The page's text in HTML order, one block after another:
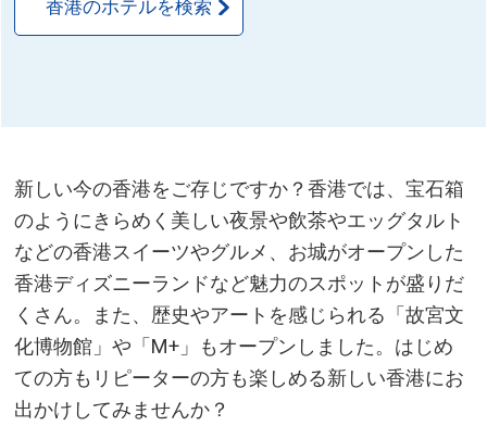
香港のホテルを検索
新しい今の香港をご存じですか？香港では、宝石箱
のようにきらめく美しい夜景や飲茶やエッグタルト
などの香港スイーツやグルメ、お城がオープンした
香港ディズニーランドなど魅力のスポットが盛りだ
くさん。また、歴史やアートを感じられる「故宮文
化博物館」や「M+」もオープンしました。はじめ
ての方もリピーターの方も楽しめる新しい香港にお
出かけしてみませんか？